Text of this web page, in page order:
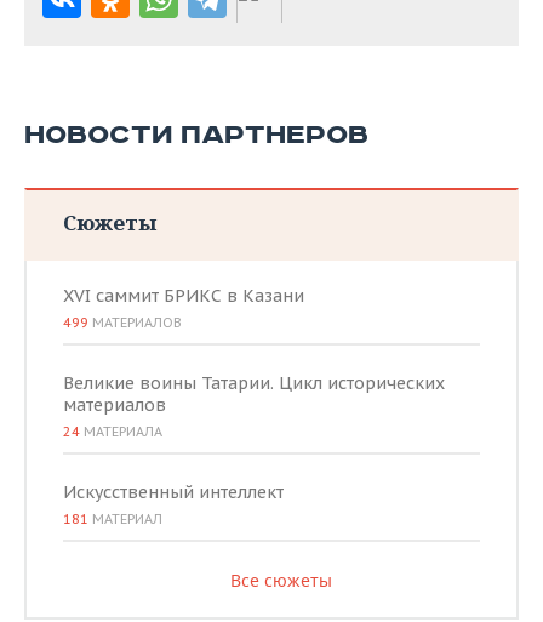
НОВОСТИ ПАРТНЕРОВ
Сюжеты
XVI саммит БРИКС в Казани
499 МАТЕРИАЛОВ
Великие воины Татарии. Цикл исторических
материалов
24 МАТЕРИАЛА
Искусственный интеллект
181 МАТЕРИАЛ
Все сюжеты